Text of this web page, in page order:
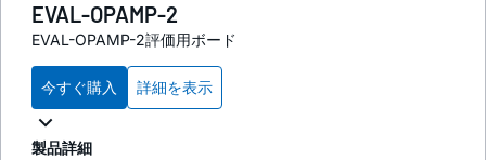
EVAL-OPAMP-2
EVAL-OPAMP-2評価用ボード
今すぐ購入 詳細を表示
製品詳細